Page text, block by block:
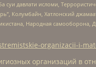
суи давлати исломи,
Колумбайн, Хатлонский
Народная
organizacii-i-
организаций в